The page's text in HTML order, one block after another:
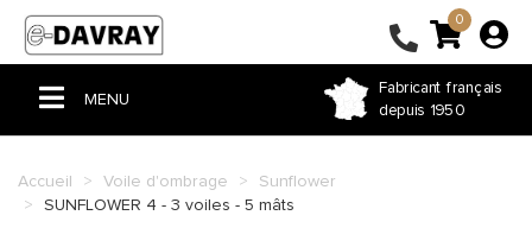
Fabricant français
depuis 1950
0
MENU
PERGOLA & TONNELLE
Accueil Voile d'ombrage
Sunflower
SUNFLOWER 4 - 3 voiles - 5 mâts